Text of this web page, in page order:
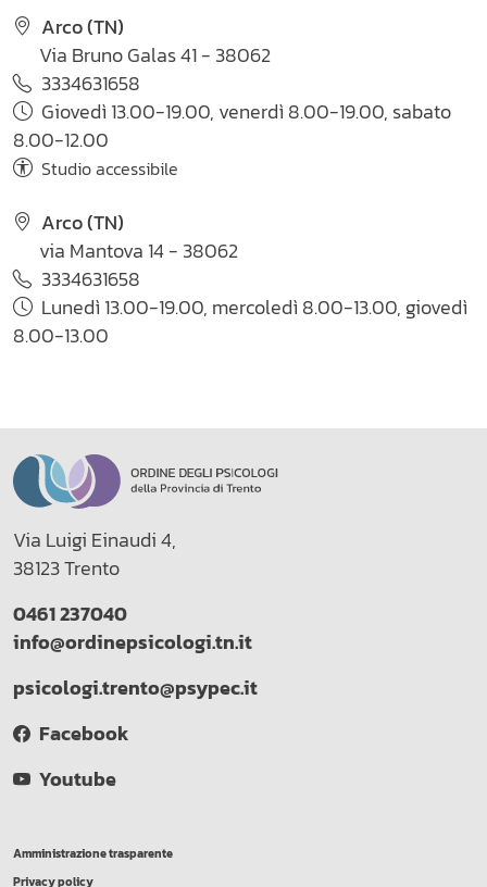
Arco (TN)
Via Bruno Galas 41 - 38062
3334631658
Giovedì 13.00-19.00, venerdì 8.00-19.00, sabato
8.00-12.00
Studio accessibile
Arco (TN)
via Mantova 14 - 38062
3334631658
Lunedì 13.00-19.00, mercoledì 8.00-13.00, giovedì
8.00-13.00
Via Luigi Einaudi 4,
38123 Trento
0461 237040
info@ordinepsicologi.tn.it
psicologi.trento@psypec.it
Facebook
Youtube
Amministrazione trasparente
Privacy policy